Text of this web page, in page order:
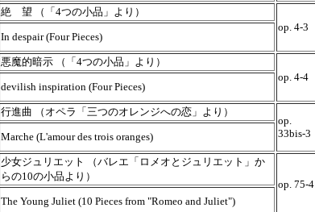
絶 望 （「4つの小品」より）
op. 4-3
In despair (Four Pieces)
悪魔的暗示 （「4つの小品」より）
op. 4-4
devilish inspiration (Four Pieces)
行進曲 （オペラ「三つのオレンジへの恋」より）
op.
33bis-3
Marche (L'amour des trois oranges)
少女ジュリエット （バレエ「ロメオとジュリエット」か
らの10の小品より）
op. 75-4
The Young Juliet (10 Pieces from "Romeo and Juliet")